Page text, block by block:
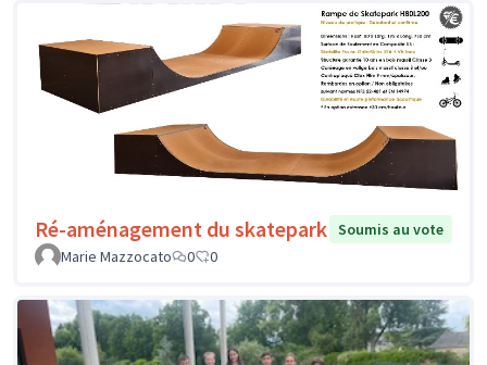
Ré-aménagement du skatepark Soumis au vote
Marie Mazzocato
0 0